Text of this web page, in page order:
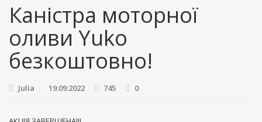
Каністра моторної
оливи Yuko
безкоштовно!
Julia 19.09.2022 745 0